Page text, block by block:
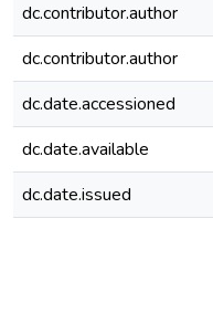
dc.contributor.author
dc.contributor.author
dc.date.accessioned
dc.date.available
dc.date.issued